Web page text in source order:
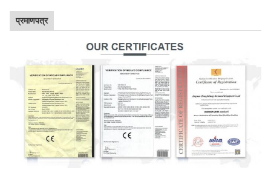
प्रमाणपत्र